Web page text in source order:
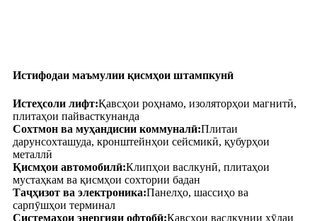
Истифодаи маъмулии қисмҳои штампкунӣ
Истеҳсоли лифт:Қавсҳои роҳнамо, изоляторҳои магнитӣ,
плитаҳои пайвасткунанда
Сохтмон ва муҳандисии коммуналӣ:Плитаи
дарунсохташуда, кронштейнҳои сейсмикӣ, қубурҳои
металлӣ
Қисмҳои автомобилӣ:Клипҳои васлкунӣ, плитаҳои
мустаҳкам ва қисмҳои сохтории бадан
Таҷҳизот ва электроника:Панелҳо, шассиҳо ва
сарпӯшҳои терминал
Системаҳои энергияи офтобӣ:Қавсҳои васлкунии хӯлаи